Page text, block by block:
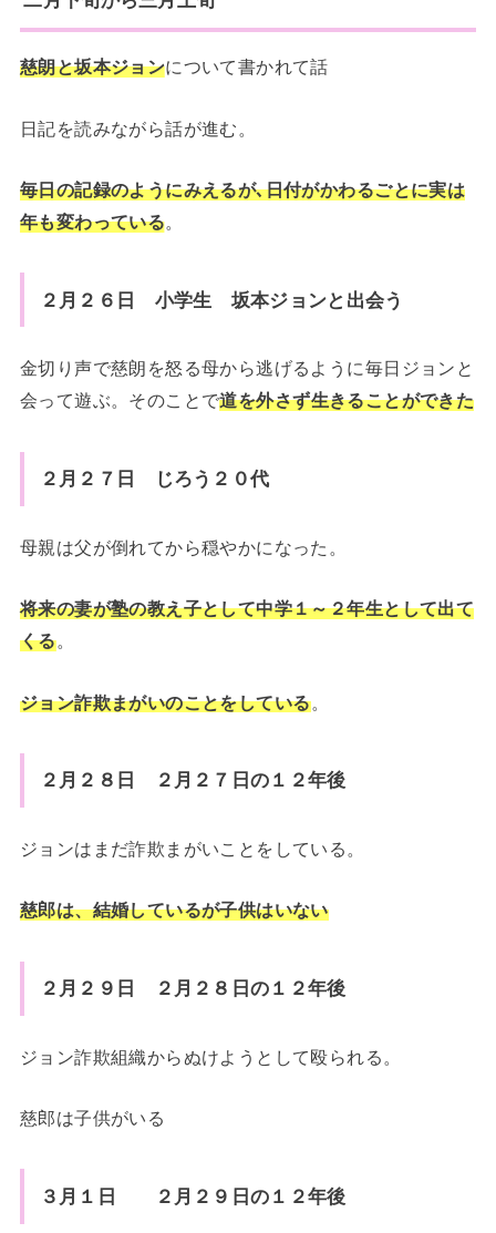
慈朗と坂本ジョンについて書かれて話
日記を読みながら話が進む。
毎日の記録のようにみえるが､日付がかわるごとに実は
年も変わっている。
２月２６日 小学生 坂本ジョンと出会う
金切り声で慈朗を怒る母から逃げるように毎日ジョンと
会って遊ぶ。そのことで道を外さず生きることができた
２月２７日 じろう２０代
母親は父が倒れてから穏やかになった。
将来の妻が塾の教え子として中学１～２年生として出て
くる。
ジョン詐欺まがいのことをしている。
２月２８日 ２月２７日の１２年後
ジョンはまだ詐欺まがいことをしている。
慈郎は、結婚しているが子供はいない
２月２９日 ２月２８日の１２年後
ジョン詐欺組織からぬけようとして殴られる。
慈郎は子供がいる
３月１日 ２月２９日の１２年後